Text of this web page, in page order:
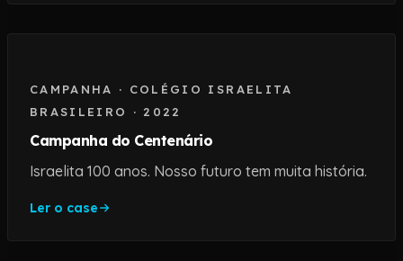
CAMPANHA · COLÉGIO ISRAELITA
BRASILEIRO
· 2022
Campanha do Centenário
Israelita 100 anos. Nosso futuro tem muita história.
Ler o case